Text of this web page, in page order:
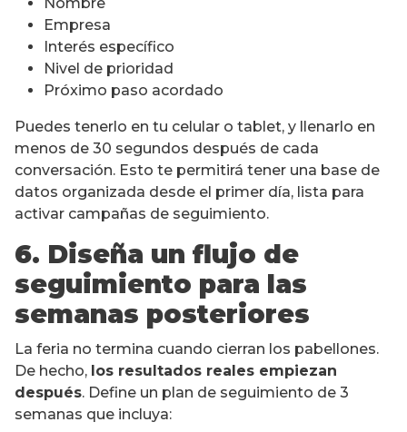
Empresa
Interés específico
Nivel de prioridad
Próximo paso acordado
Puedes tenerlo en tu celular o tablet, y llenarlo en
menos de 30 segundos después de cada
conversación. Esto te permitirá tener una base de
datos organizada desde el primer día, lista para
activar campañas de seguimiento.
6. Diseña un flujo de
seguimiento para las
semanas posteriores
La feria no termina cuando cierran los pabellones.
De hecho, los resultados reales empiezan
después. Define un plan de seguimiento de 3
semanas que incluya: